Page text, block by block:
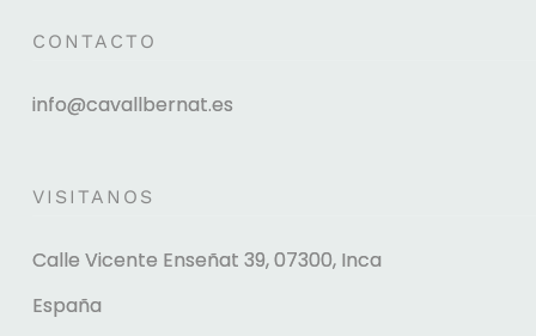
CONTACTO
info@cavallbernat.es
VISITANOS
Calle Vicente Enseñat 39, 07300, Inca
España